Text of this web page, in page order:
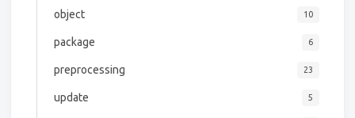
object 10
package 6
preprocessing 23
update 5